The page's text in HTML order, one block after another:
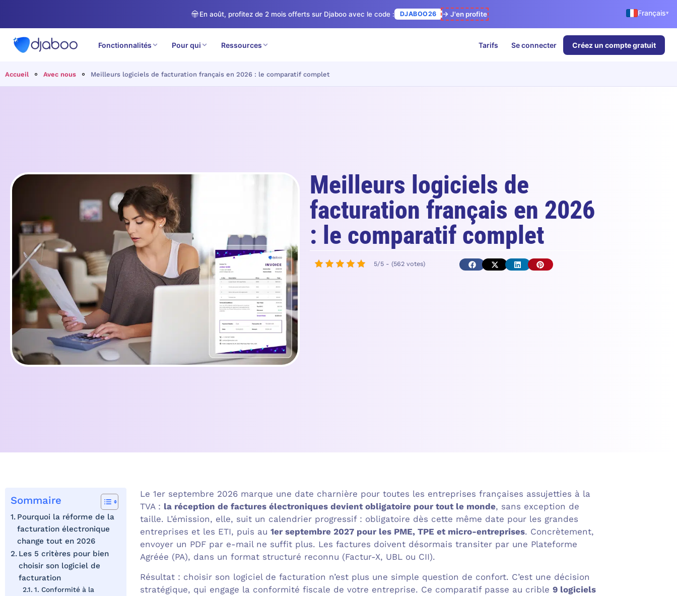
En août, profitez de 2 mois offerts sur Djaboo avec le code : DJABOO26 → J'en profite Français▾
Fonctionnalités Pour qui Ressources Tarifs Se connecter Créez un compte gratuit
Accueil Avec nous Meilleurs logiciels de facturation français en 2026 : le comparatif complet
Meilleurs logiciels de
facturation français en 2026
: le comparatif complet
5/5 - (562 votes)
Le 1er septembre 2026 marque une date charnière pour toutes les entreprises françaises assujetties à la
TVA : la réception de factures électroniques devient obligatoire pour tout le monde, sans exception de
taille. L’émission, elle, suit un calendrier progressif : obligatoire dès cette même date pour les grandes
entreprises et les ETI, puis au 1er septembre 2027 pour les PME, TPE et micro-entreprises. Concrètement,
envoyer un PDF par e-mail ne suffit plus. Les factures doivent désormais transiter par une Plateforme
Agréée (PA), dans un format structuré reconnu (Factur-X, UBL ou CII).
Résultat : choisir son logiciel de facturation n’est plus une simple question de confort. C’est une décision
stratégique, qui engage la conformité fiscale de votre entreprise. Ce comparatif passe au crible 9 logiciels
Sommaire
Pourquoi la réforme de la
facturation électronique
change tout en 2026
Les 5 critères pour bien
choisir son logiciel de
facturation
1. Conformité à la